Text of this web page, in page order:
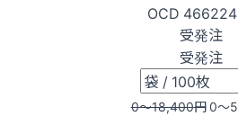
OCD 466224
受発注
受発注
0〜18,400円0〜5